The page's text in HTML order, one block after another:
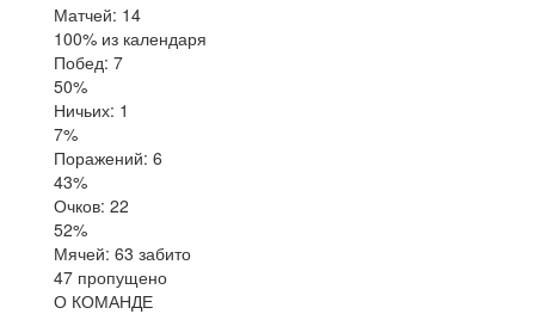
Матчей: 14
100% из календаря
Побед: 7
50%
Ничьих: 1
7%
Поражений: 6
43%
Очков: 22
52%
Мячей: 63 забито
47 пропущено
О КОМАНДЕ